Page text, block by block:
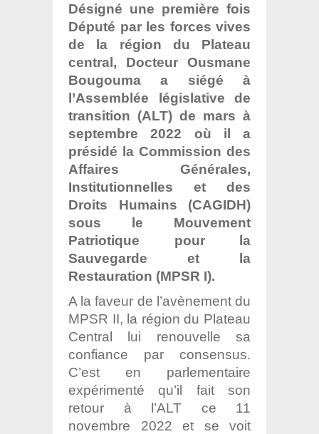
Désigné une première fois
Député par les forces vives
de la région du Plateau
central, Docteur Ousmane
Bougouma a siégé à
l’Assemblée législative de
transition (ALT) de mars à
septembre 2022 où il a
présidé la Commission des
Affaires Générales,
Institutionnelles et des
Droits Humains (CAGIDH)
sous le Mouvement
Patriotique pour la
Sauvegarde et la
Restauration (MPSR I).
A la faveur de l’avènement du
MPSR II, la région du Plateau
Central lui renouvelle sa
confiance par consensus.
C’est en parlementaire
expérimenté qu’il fait son
retour à l’ALT ce 11
novembre 2022 et se voit